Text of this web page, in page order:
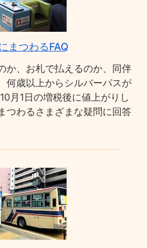
まつわるFAQ
か、お札で払えるのか、同伴
何歳以上からシルバーパスが
月1日の増税後に値上がりし
つわるさまざまな疑問に回答